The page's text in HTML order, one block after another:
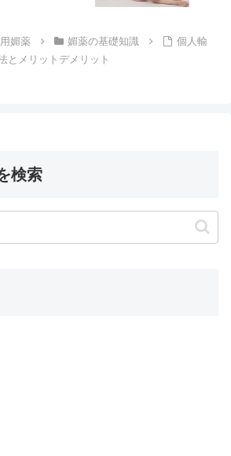
媚薬 媚薬の基礎知識
個人輸
とメリットデメリット
検索